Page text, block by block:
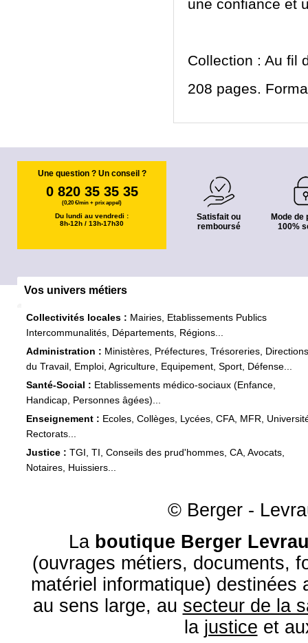
une confiance et
Collection : Au fil
208 pages.
Une question ? Un conseil ?
0 820 35 35 35
(0,20 €/min + prix appel)
Du lundi au vendredi :
8h-12h / 13h-17h30
Satisfait ou
remboursé
Mode de
100%
Vos univers métiers
Collectivités locales : Mairies, Etablissements Publics
Intercommunalités, Départements, Régions...
Administration : Ministères, Préfectures, Trésoreries, Directions
du Travail, Emploi, Agriculture, Equipement, Sport, Défense...
Santé-Social : Etablissements médico-sociaux (Enfance,
Handicap, Personnes âgées)...
Enseignement : Ecoles, Collèges, Lycées, CFA, MFR,
Rectorats...
Justice : TGI, TI, Conseils des prud'hommes, CA, Avocats,
Notaires, Huissiers...
© Berger -
La boutique Berger
(ouvrages métiers, documents,
matériel informatique) destinées
au sens large, au secteur de la
la justice et